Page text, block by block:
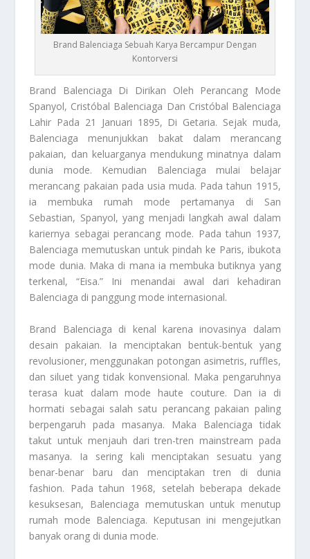
Brand Balenciaga Sebuah Karya Bercampur Dengan
Kontorversi
Brand Balenciaga Di Dirikan Oleh Perancang Mode
Spanyol, Cristóbal Balenciaga Dan Cristóbal Balenciaga
Lahir Pada 21 Januari 1895, Di Getaria. Sejak muda,
Balenciaga menunjukkan bakat dalam merancang
pakaian, dan keluarganya mendukung minatnya dalam
dunia mode. Kemudian Balenciaga mulai belajar
merancang pakaian pada usia muda. Pada tahun 1915,
ia membuka rumah mode pertamanya di San
Sebastian, Spanyol, yang menjadi langkah awal dalam
kariernya sebagai perancang mode. Pada tahun 1937,
Balenciaga memutuskan untuk pindah ke Paris, ibukota
mode dunia. Maka di mana ia membuka butiknya yang
terkenal, “Eisa.” Ini menandai awal dari kehadiran
Balenciaga di panggung mode internasional.
Brand Balenciaga di kenal karena inovasinya dalam
desain pakaian. Ia menciptakan bentuk-bentuk yang
revolusioner, menggunakan potongan asimetris, ruffles,
dan siluet yang tidak konvensional. Maka pengaruhnya
terasa kuat dalam mode haute couture. Dan ia di
hormati sebagai salah satu perancang pakaian paling
berpengaruh pada masanya. Maka Balenciaga tidak
takut untuk menjauh dari tren-tren mainstream pada
masanya. Ia sering kali menciptakan sesuatu yang
benar-benar baru dan menciptakan tren di dunia
fashion. Pada tahun 1968, setelah beberapa dekade
kesuksesan, Balenciaga memutuskan untuk menutup
rumah mode Balenciaga. Keputusan ini mengejutkan
banyak orang di dunia mode.